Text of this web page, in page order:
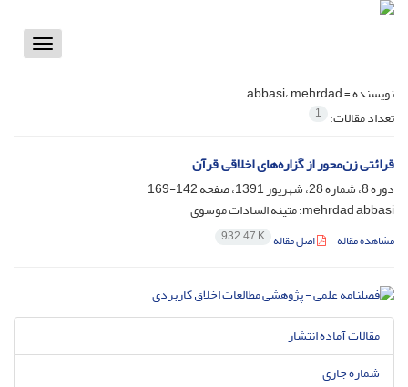
Toggle
نویسنده =abbasi، mehrdad
تعداد مقالات: 1
قرائتی زن‌محور از گزاره‌های اخلاقی قرآن
دوره 8، شماره 28، شهریور 1391، صفحه
142-169
mehrdad abbasi؛ متینه السادات موسوی
مشاهده مقاله اصل مقاله 932.47 K
مقالات آماده انتشار
شماره جاری